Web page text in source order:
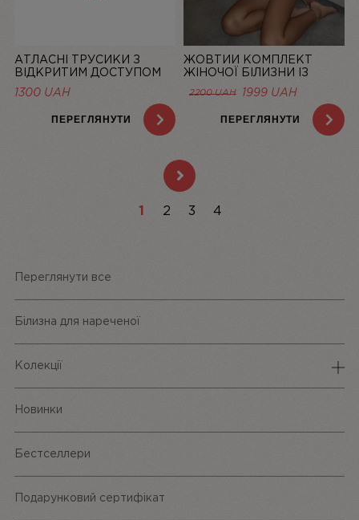
АТЛАСНІ ТРУСИКИ З
ВІДКРИТИМ ДОСТУПОМ
MISTIC, БОРДОВІ | LINIYA
1300 UAH
ПЕРЕГЛЯНУТИ
ЖОВТИЙ КОМПЛЕКТ
ЖІНОЧОЇ БІЛИЗНИ ІЗ
СІТОЧКИ BASIC LEMON |
LINIYA
2200UAH 1999 UAH
ПЕРЕГЛЯНУТИ
1 2 3 4
Переглянути все
Білизна для нареченої
Колекції
Одяг та аксесуари
Новинки
Бестселлери
Подарунковий сертифікат